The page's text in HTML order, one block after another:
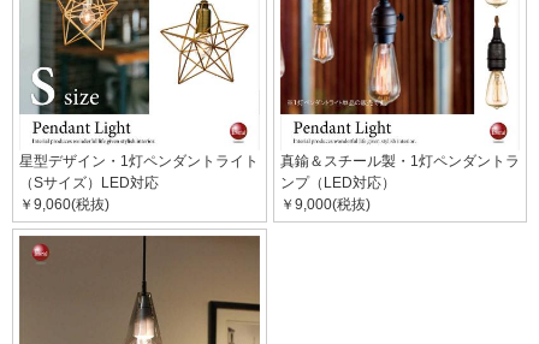
星型デザイン・1灯ペンダントライト
（Sサイズ）LED対応
￥9,060(税抜)
真鍮＆スチール製・1灯ペンダントラ
ンプ（LED対応）
￥9,000(税抜)